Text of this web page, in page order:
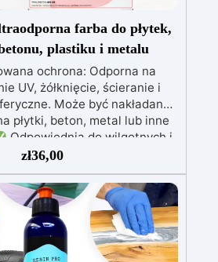
farba do płytek,
plastiku i metalu
ochrona: Odporna na
UV, żółknięcie, ścieranie i
Może być nakładana
płytki, beton, metal lub inne
Odpowiednia do wilgotnych i
miejsc: Specjalna
do środowisk wymagających
Wszechstronne i
wykończenie: Dostępna w
lub NCS, z wykończeniem w
już przy jednej warstwie.
do podłóg, parkingów,
zł36,00